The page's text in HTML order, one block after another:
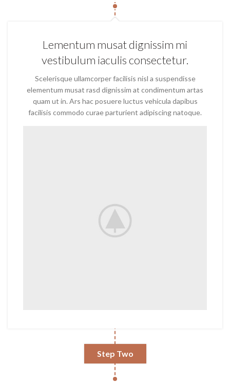
Lementum musat dignissim mi
vestibulum iaculis consectetur.
Scelerisque ullamcorper facilisis nisl a suspendisse
elementum musat rasd dignissim at condimentum artas
quam ut in. Ars hac posuere luctus vehicula dapibus
facilisis commodo curae parturient adipiscing natoque.
Step Two